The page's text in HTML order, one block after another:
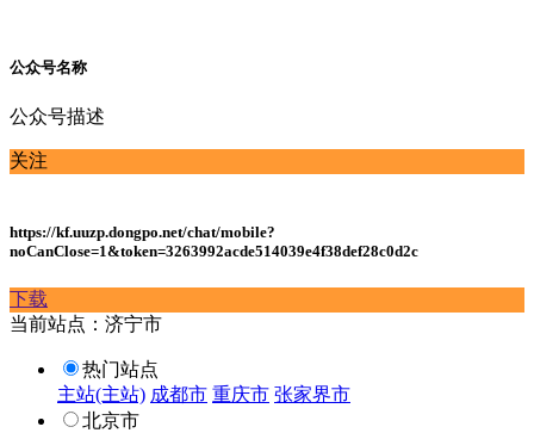
公众号名称
公众号描述
关注
https://kf.uuzp.dongpo.net/chat/mobile?
noCanClose=1&token=3263992acde514039e4f38def28c0d2c
下载
当前站点：济宁市
热门站点
主站(主站) 成都市 重庆市 张家界市
北京市